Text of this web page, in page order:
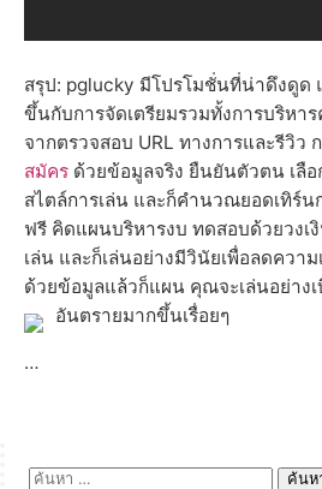
สรุป: pglucky มีโปรโมชั่นที่น่าดึงดูด
ขึ้นกับการจัดเตรียมรวมทั้งการบริหาร
จากตรวจสอบ URL ทางการและรีวิว
สมัคร ด้วยข้อมูลจริง ยืนยันตัวตน เลื
สไตล์การเล่น และก็คำนวณยอดเทิร์น
ฟรี คิดแผนบริหารงบ ทดสอบด้วยวงเ
เล่น และก็เล่นอย่างมีวินัยเพื่อลดควา
ด้วยข้อมูลแล้วก็แผน คุณจะเล่นอย่าง
อันตรายมากขึ้นเรื่อยๆ
…